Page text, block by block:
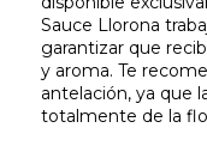
Sauce Llorona
garantizar que
y aroma. Te
antelación, ya que
totalmente de la